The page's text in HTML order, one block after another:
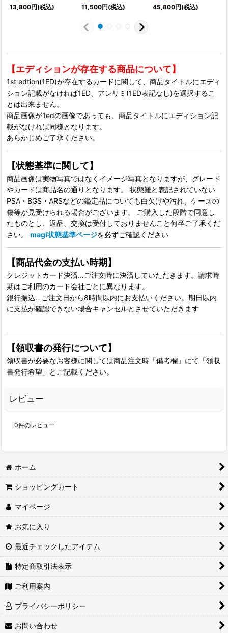
13,800円(税込)
11,500円(税込)
45,800円(税込)
【エディションが存在する商品について】
1st edtion(1ED)が存在するカードに関して、商品タイトルにエディ
ション記載がなければ1ED、アンリミ(1ED表記なし)を選択するこ
とは出来ません。
商品画像が1edの画像であっても、商品タイトルにエディション記
載がなければ同様となります。
あらかじめご了承ください。
【状態基準に関して】
商品画像は実物写真ではなくイメージ写真となりますが、グレード
やカードは商品名の通りとなります。 状態難と表記されていない
PSA・BGS・ARSなどの鑑定品についても白欠けや汚れ、ケースの
傷等が見受けられる場合がございます。 ご購入した段階で同意し
たものとし、返品、交換は受付しておりませんこと何卒ご了承くだ
さい。 magi状態基準ページを必ずご確認ください
【商品代金の支払い時期】
クレジットカード決済…ご注文時に決済していただきます。請求時
期はご利用のカード会社ごとに異なります。
銀行振込…ご注文日から8時間以内にお支払いください。期日以内
に支払が確認できない場合キャンセルとさせていただきます
【領収書の発行について】
領収書が必要なお客様に関しては商品注文時「備考欄」にて「領収
書発行希望」とご記載ください。
レビュー
0件のレビュー
ホーム
ショッピングカート
マイページ
お気に入り
最近チェックしたアイテム
特定商取引法表示
ご利用案内
プライバシーポリシー
お問い合わせ